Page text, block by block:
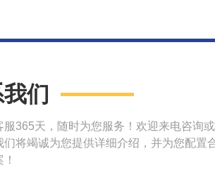
们
服365天，随时为您服务！欢迎来电咨询
们将竭诚为您提供详细介绍，并为您配置